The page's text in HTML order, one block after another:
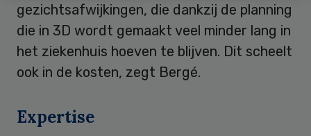
gezichtsafwijkingen, die dankzij de planning
die in 3D wordt gemaakt veel minder lang in
het ziekenhuis hoeven te blijven. Dit scheelt
ook in de kosten, zegt Bergé.
Expertise